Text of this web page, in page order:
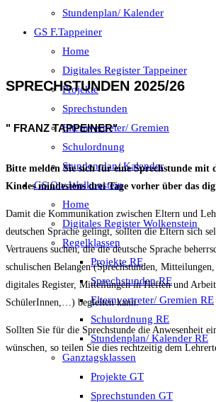
Stundenplan/ Kalender
GS F.Tappeiner
Home
Digitales Register Tappeiner
Projekte
Sprechstunden
Elternvertreter/ Gremien
Schulordnung
Stundenplan/ Kalender
GS O.v.Wolkenstein
Home
Digitales Register Wolkenstein
Regelklassen
Projekte RE
Sprechstunden RE
Elternvertreter/ Gremien RE
Schulordnung RE
Stundenplan/ Kalender RE
Ganztagsklassen
Projekte GT
Sprechstunden GT
SPRECHSTUNDEN 2025/26
" FRANZ TAPPEINER"
Bitte melden Sie sich für eine Sprechstunde mit
Kindes mindestens drei Tage vorher über das
Damit die Kommunikation zwischen Eltern und
deutschen Sprache gelingt, sollten die Eltern sich
Vertrauens suchen, die die deutsche Sprache
schulischen Belangen (Sprechstunden,
digitales Register, Mitteilungen in Heften und
SchülerInnen,…) begleiten kann.
Sollten Sie für die Sprechstunde die Anwesenheit
wünschen, so teilen Sie dies rechtzeitig dem